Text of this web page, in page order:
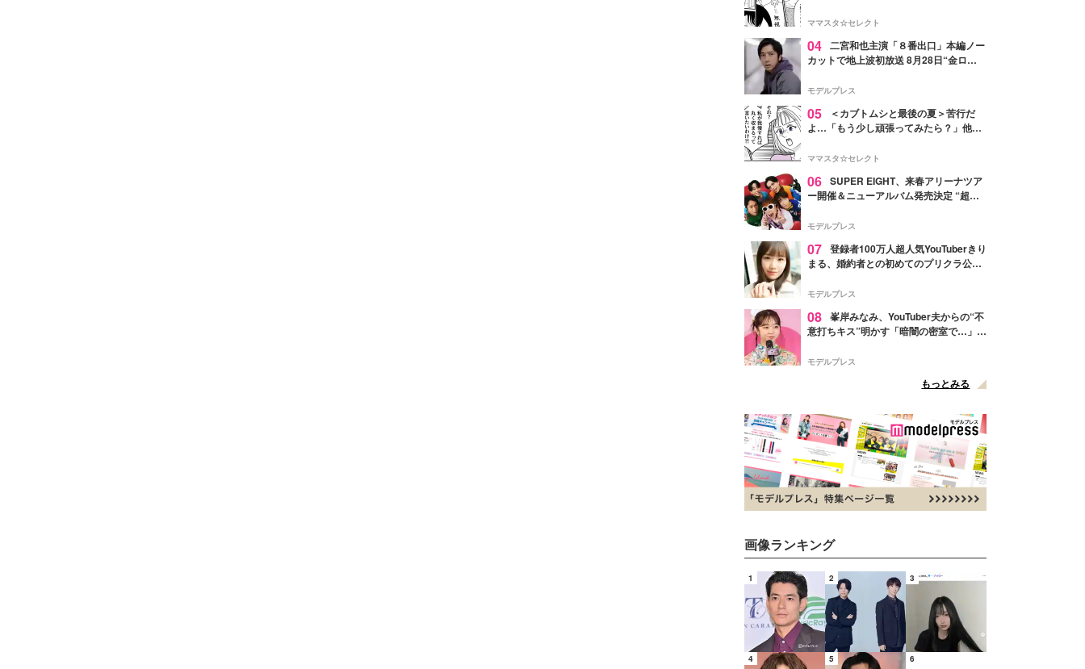
ママスタ☆セレクト
04 二宮和也主演「８番出口」本編ノー
カットで地上波初放送 8月28日“金ロ
モデルプレス
05
＜カブトムシと最後の夏＞苦行だ
よ…「もう少し頑張ってみたら？」他人
ママスタ☆セレクト
06 SUPER EIGHT、来春アリーナツア
ー開催＆ニューアルバム発売決定 “超
モデルプレス
07 登録者100万人超人気YouTuberきり
まる、婚約者との初めてのプリクラ公開
い」と反響
モデルプレス
08 峯岸みなみ、YouTuber夫からの“不
意打ちキス”明かす「暗闇の密室で…」
モデルプレス
もっとみる
画像ランキング
1 2 3
4 5 6